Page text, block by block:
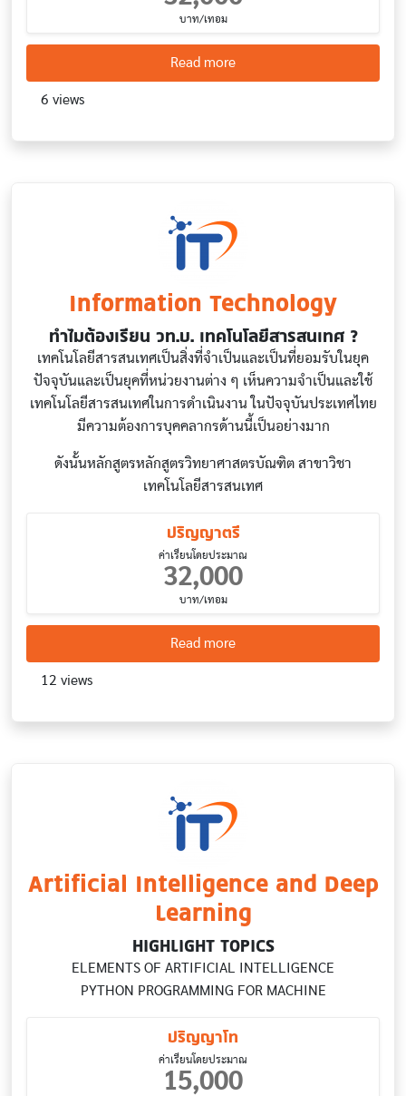
บาท/เทอม
Read moreabout Data Science and
6 views
Information Technology
ทำไมต้องเรียน วท.บ. เทคโนโลยีสารสนเทศ ?
เทคโนโลยีสารสนเทศเป็นสิ่งที่จำเป็นและเป็นที่ยอมรับในยุค
ปัจจุบันและเป็นยุคที่หน่วยงานต่าง ๆ เห็นความจำเป็นและใช้
เทคโนโลยีสารสนเทศในการดำเนินงาน ในปัจจุบันประเทศไทย
มีความต้องการบุคคลากรด้านนี้เป็นอย่างมาก
ดังนั้นหลักสูตรหลักสูตรวิทยาศาสตรบัณฑิต สาขาวิชา
เทคโนโลยีสารสนเทศ
ปริญญาตรี
ค่าเรียนโดยประมาณ
32,000
บาท/เทอม
Read moreabout Information
12 views
Artificial Intelligence and Deep
Learning
HIGHLIGHT TOPICS
ELEMENTS OF ARTIFICIAL INTELLIGENCE
PYTHON PROGRAMMING FOR MACHINE
ปริญญาโท
ค่าเรียนโดยประมาณ
15,000